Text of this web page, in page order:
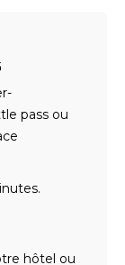
pass ou
hôtel ou